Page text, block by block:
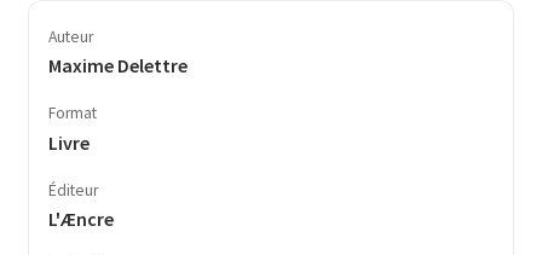
Auteur
Maxime Delettre
Format
Livre
Éditeur
L'Æncre